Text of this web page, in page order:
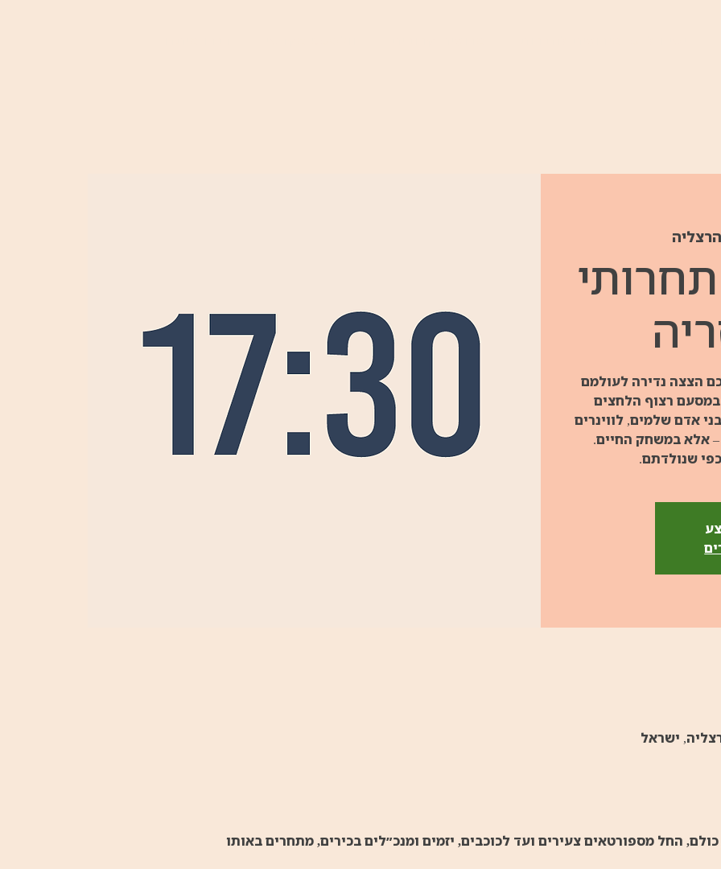
הצצה נדירה לעולמם
רצוף הלחצים
אדם שלמים, לווינרים
אלא במשחק החיים.
שנולדתם.
החל מספורטאים צעירים ועד לכוכבים, יזמים ומנכ״לים בכירים, מתחרים באותו